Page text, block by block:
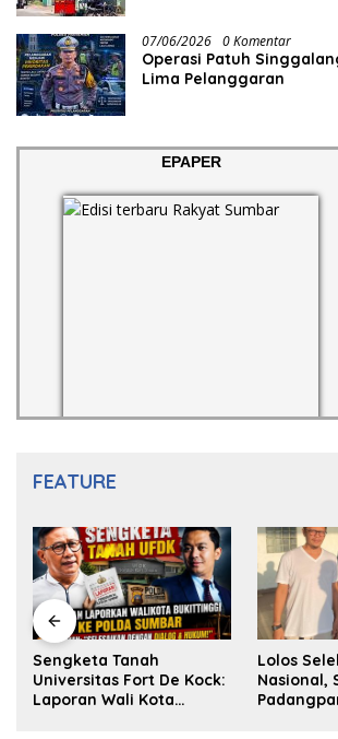
07/06/2026 0 Komentar
Operasi Patuh
Lima Pelanggaran
EPAPER
FEATURE
Sengketa Tanah
Universitas Fort De Kock:
Laporan Wali Kota
Lolos
Nasional,